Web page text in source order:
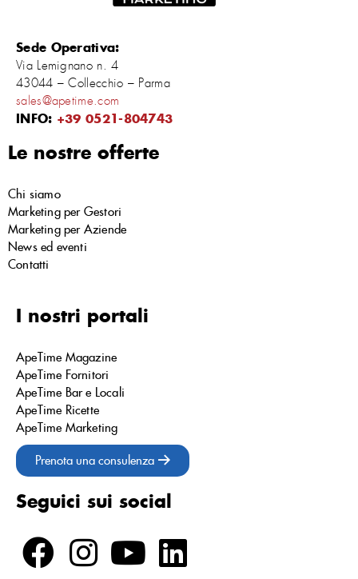
Sede Operativa:
Via Lemignano n. 4
43044 – Collecchio – Parma
sales@apetime.com
INFO: +39 0521-804743
Le nostre offerte
Chi siamo
Marketing per Gestori
Marketing per Aziende
News ed eventi
Contatti
I nostri portali
ApeTime Magazine
ApeTime Fornitori
ApeTime Bar e Locali
ApeTime Ricette
ApeTime Marketing
Prenota una consulenza
Seguici sui social